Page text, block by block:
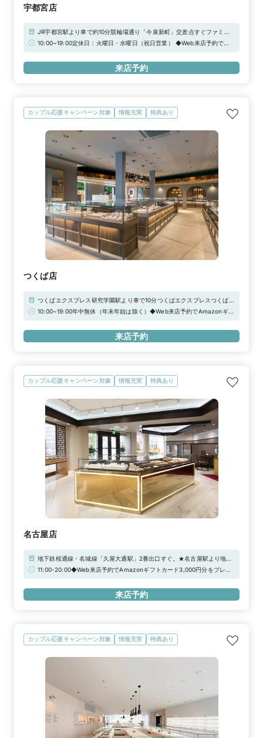
宇都宮店
JR宇都宮駅より車で約10分競輪場通り「今泉新町」交差点すぐファミ
リーマート様向かい側駐車場完備
10:00~19:00定休日：火曜日・水曜日（祝日営業） ◆Web来店予約で
業のお知らせ】通常、定休日をいただいておりますが、下記日程につきま
して臨時営業いたします。祝日 / 9月30日（水）/ 12月22日（火）/ 12月
来店予約
カップル応援キャンペーン対象 情報充実 特典あり
つくば店
つくばエクスプレス研究学園駅より車で10分つくばエクスプレスつくば駅
より車で10分の白い建物 首都圏中央連絡自動車道つくば中央ICより車で
10:00~19:00年中無休（年末年始は除く）◆Web来店予約でAmazonギフ
来店予約
カップル応援キャンペーン対象 情報充実 特典あり
名古屋店
地下鉄桜通線・名城線「久屋大通駅」2番出口すぐ。★名古屋駅より地下
鉄 桜通線にて約5分。地下鉄名城・東山線「栄駅」より徒歩5分。★提
ク・中部電力MIRAI TOWER(旧：テレビ塔）より徒歩5分。★名古屋駅や
栄周辺からはタクシーをご利用くださいませ。領収書をご持参頂くと上限
11:00-20:00◆Web来店予約でAmazonギフトカード3,000円分をプレゼ
来店予約
カップル応援キャンペーン対象 情報充実 特典あり